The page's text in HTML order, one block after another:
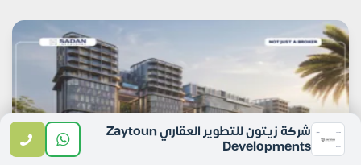
شركة زيتون للتطوير العقاري Zaytoun
Developments